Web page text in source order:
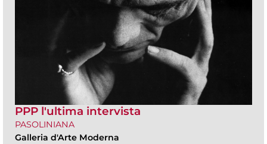
PPP l'ultima intervista
PASOLINIANA
Galleria d'Arte Moderna